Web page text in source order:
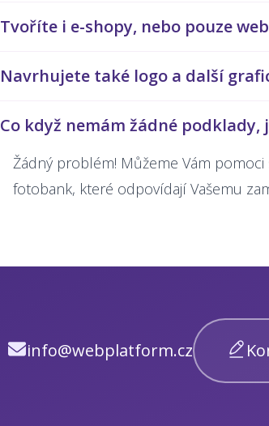
Tvoříte i e-shopy, nebo pouze
Navrhujete také logo a další
Co když nemám žádné
Žádný problém! Můžeme Vám
fotobank, které odpovídají Vašemu
info@webplatform.cz